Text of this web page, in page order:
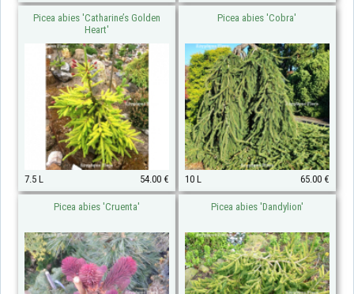
Picea abies 'Catharine’s Golden
Heart'
7.5 L 54.00 €
Picea abies 'Cobra'
10 L 65.00 €
Picea abies 'Cruenta' Picea abies 'Dandylion'